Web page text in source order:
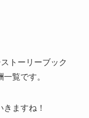
トーリーブック
覧です。
ますね！